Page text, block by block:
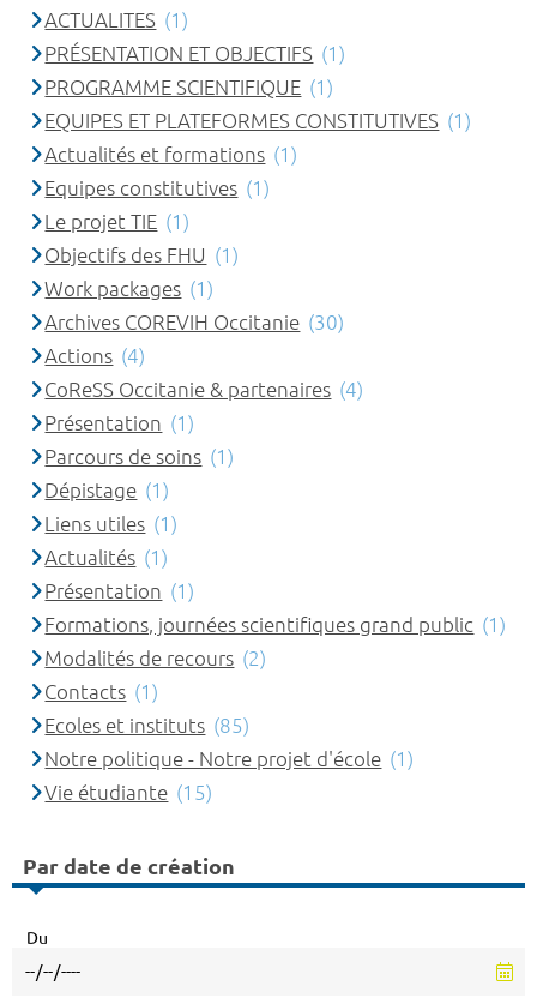
ACTUALITES (1)
PRÉSENTATION ET OBJECTIFS (1)
PROGRAMME SCIENTIFIQUE (1)
EQUIPES ET PLATEFORMES CONSTITUTIVES (1)
Actualités et formations (1)
Equipes constitutives (1)
Le projet TIE (1)
Objectifs des FHU (1)
Work packages (1)
Archives COREVIH Occitanie (30)
Actions (4)
CoReSS Occitanie & partenaires (4)
Présentation (1)
Parcours de soins (1)
Dépistage (1)
Liens utiles (1)
Actualités (1)
Présentation (1)
Formations, journées scientifiques grand public (1)
Modalités de recours (2)
Contacts (1)
Ecoles et instituts (85)
Notre politique - Notre projet d'école (1)
Vie étudiante (15)
Par date de création
Du